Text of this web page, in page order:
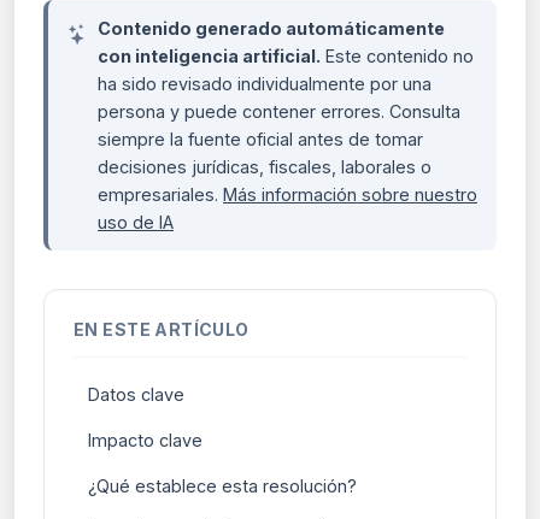
Contenido generado automáticamente
con inteligencia artificial. Este contenido no
ha sido revisado individualmente por una
persona y puede contener errores. Consulta
siempre la fuente oficial antes de tomar
decisiones jurídicas, fiscales, laborales o
empresariales. Más información sobre nuestro
uso de IA
EN ESTE ARTÍCULO
Datos clave
Impacto clave
¿Qué establece esta resolución?